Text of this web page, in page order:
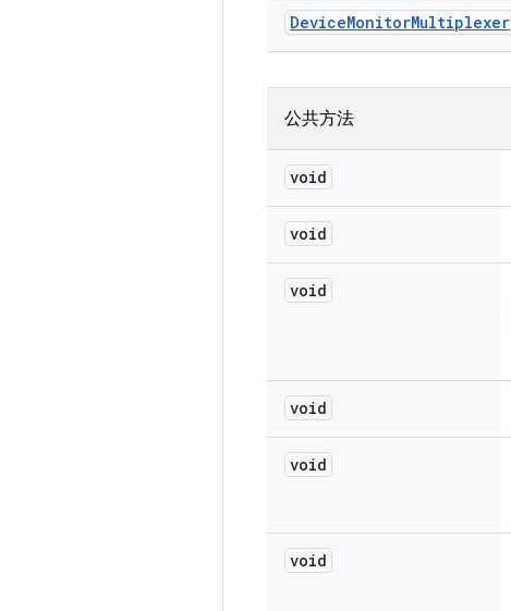
DeviceMonitorMultiplexer
公共方法
void
void
void
void
void
void